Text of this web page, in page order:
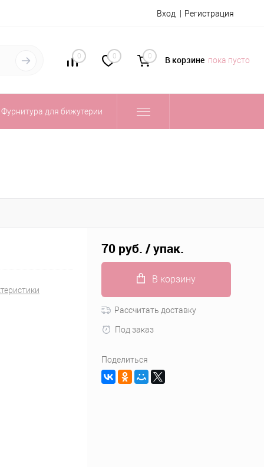
Вход Регистрация
0 0 0 В корзине пока пусто
Фурнитура для бижутерии
70 руб. / упак.
В корзину
Рассчитать доставку
Под заказ
Поделиться